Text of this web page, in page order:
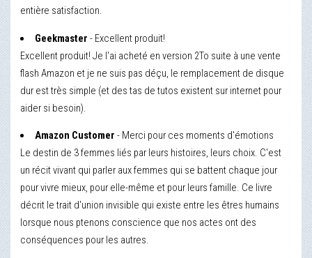
entière satisfaction.
Geekmaster - Excellent produit!
Excellent produit! Je l'ai acheté en version 2To suite à une vente
flash Amazon et je ne suis pas déçu, le remplacement de disque
dur est très simple (et des tas de tutos existent sur internet pour
aider si besoin).
Amazon Customer - Merci pour ces moments d'émotions
Le destin de 3 femmes liés par leurs histoires, leurs choix. C'est
un récit vivant qui parler aux femmes qui se battent chaque jour
pour vivre mieux, pour elle-même et pour leurs famille. Ce livre
décrit le trait d'union invisible qui existe entre les êtres humains
lorsque nous ptenons conscience que nos actes ont des
conséquences pour les autres.